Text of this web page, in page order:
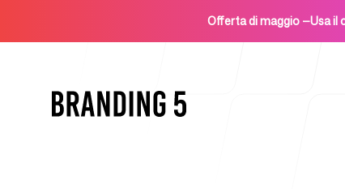
Offerta di maggio —Usa il